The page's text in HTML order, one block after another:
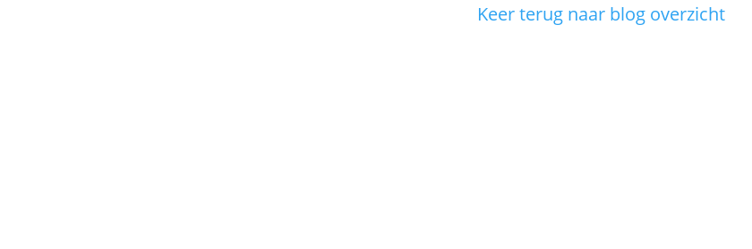
Keer terug naar blog overzicht